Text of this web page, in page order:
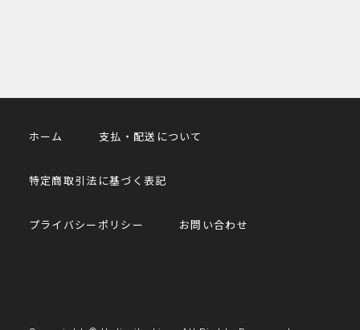
ホーム 支払・配送について
特定商取引法に基づく表記
プライバシーポリシー お問い合わせ